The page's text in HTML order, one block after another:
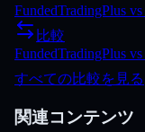
FundedTradingPlus vs
比較
FundedTradingPlus vs
すべての比較を見る
関連コンテンツ